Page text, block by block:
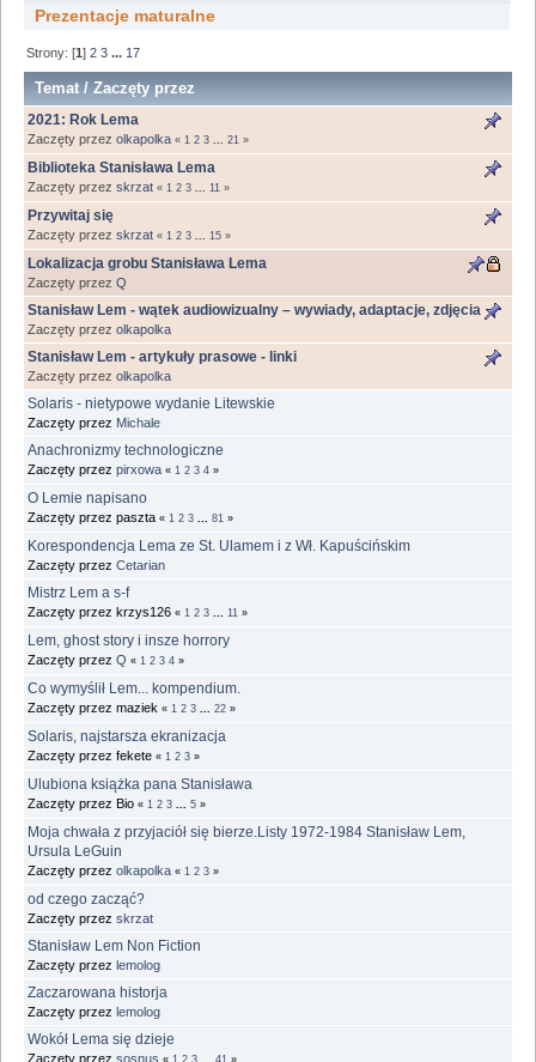
Prezentacje maturalne
Strony: [1]2 3 ... 17
Temat/Zaczęty przez
2021: Rok Lema
Zaczęty przez olkapolka « 1 2 3 ... 21 »
Biblioteka Stanisława Lema
Zaczęty przez skrzat « 1 2 3 ... 11 »
Przywitaj się
Zaczęty przez skrzat « 1 2 3 ... 15 »
Lokalizacja grobu Stanisława Lema
Zaczęty przez Q
Stanisław Lem - wątek audiowizualny – wywiady, adaptacje, zdjęcia
Zaczęty przez olkapolka
Stanisław Lem - artykuły prasowe - linki
Zaczęty przez olkapolka
Solaris - nietypowe wydanie Litewskie
Zaczęty przez Michale
Anachronizmy technologiczne
Zaczęty przez pirxowa « 1 2 3 4 »
O Lemie napisano
Zaczęty przez paszta « 1 2 3 ... 81 »
Korespondencja Lema ze St. Ulamem i z Wł. Kapuścińskim
Zaczęty przez Cetarian
Mistrz Lem a s-f
Zaczęty przez krzys126 « 1 2 3 ... 11 »
Lem, ghost story i insze horrory
Zaczęty przez Q « 1 2 3 4 »
Co wymyślił Lem... kompendium.
Zaczęty przez maziek « 1 2 3 ... 22 »
Solaris, najstarsza ekranizacja
Zaczęty przez fekete « 1 2 3 »
Ulubiona książka pana Stanisława
Zaczęty przez Bio « 1 2 3 ... 5 »
Moja chwała z przyjaciół się bierze.Listy 1972-1984 Stanisław Lem,
Ursula LeGuin
Zaczęty przez olkapolka « 1 2 3 »
od czego zacząć?
Zaczęty przez skrzat
Stanisław Lem Non Fiction
Zaczęty przez lemolog
Zaczarowana historja
Zaczęty przez lemolog
Wokół Lema się dzieje
Zaczęty przez sosnus